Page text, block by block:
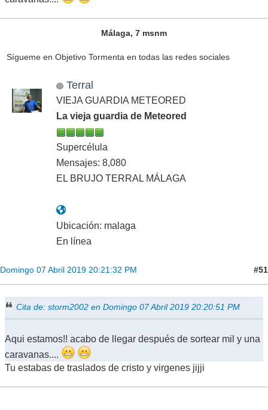
Málaga, 7 msnm
Sígueme en Objetivo Tormenta en todas las redes sociales
Terral
VIEJA GUARDIA METEORED
La vieja guardia de Meteored
Supercélula
Mensajes: 8,080
EL BRUJO TERRAL MÁLAGA
Ubicación: malaga
En línea
Domingo 07 Abril 2019 20:21:32 PM #51
Cita de: storm2002 en Domingo 07 Abril 2019 20:20:51 PM
Aqui estamos!! acabo de llegar después de sortear mil y una
caravanas....
Tu estabas de traslados de cristo y virgenes jijji